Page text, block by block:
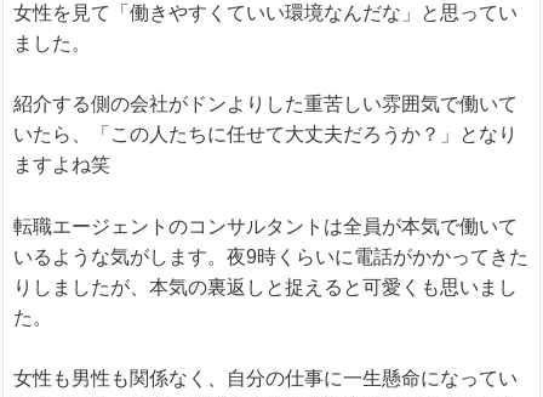
女性を見て「働きやすくていい環境なんだな」と思ってい
ました。
紹介する側の会社がドンよりした重苦しい雰囲気で働いて
いたら、「この人たちに任せて大丈夫だろうか？」となり
ますよね笑
転職エージェントのコンサルタントは全員が本気で働いて
いるような気がします。夜9時くらいに電話がかかってきた
りしましたが、本気の裏返しと捉えると可愛くも思いまし
た。
女性も男性も関係なく、自分の仕事に一生懸命になってい